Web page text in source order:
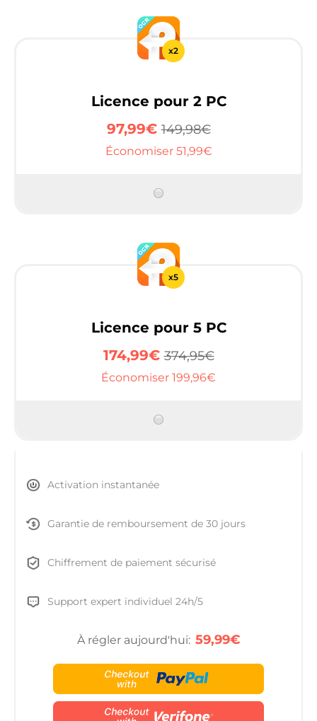
x2
Licence pour 2 PC
97,99€149,98€
Économiser 51,99€
x5
Licence pour 5 PC
174,99€374,95€
Économiser 199,96€
Activation instantanée
Garantie de remboursement de 30 jours
Chiffrement de paiement sécurisé
Support expert individuel 24h/5
À régler aujourd'hui: 59,99€